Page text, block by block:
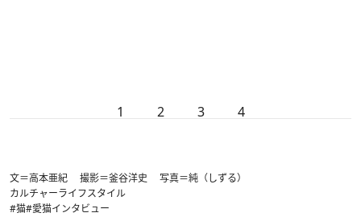
1 2 3 4
文＝高本亜紀 撮影＝釜谷洋史 写真＝純（しずる）
カルチャーライフスタイル
#猫#愛猫インタビュー